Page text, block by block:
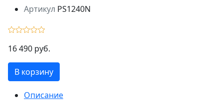
Артикул PS1240N
16 490 руб.
В корзину
Описание